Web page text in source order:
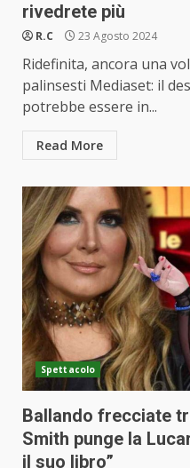
rivedrete più
R.C 23 Agosto 2024
Ridefinita, ancora una
palinsesti Mediaset: il
potrebbe essere in...
Read More
Spettacolo
Ballando frecciate
Smith punge la
il suo libro”